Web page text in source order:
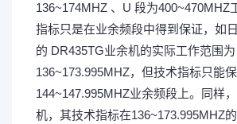
136~174MHZ 、U 段为400~470MHZ
指标只是在业余频段中得到保证，如
的 DR435TG业余机的实际工作范围为
136~173.995MHZ，但技术指标只能
144~147.995MHZ业余频段上。同样
机，其技术指标在136~173.995MHZ